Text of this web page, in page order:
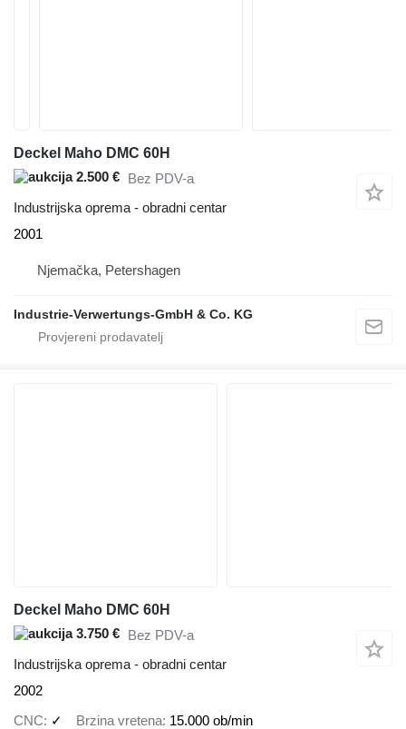
Deckel Maho DMC 60H
2.500 € Bez PDV-a
Industrijska oprema - obradni centar
2001
Njemačka, Petershagen
Industrie-Verwertungs-GmbH & Co. KG
Deckel Maho DMC 60H
3.750 € Bez PDV-a
Industrijska oprema - obradni centar
2002
CNC
✓ Brzina vretena 15.000 ob/min